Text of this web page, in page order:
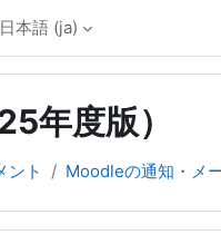
日本語 ‎(ja)‎
年度版）
ント Moodleの通知・メ